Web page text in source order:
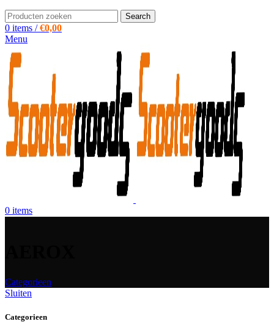
Search
0 items / €0,00
Menu
0 items
Categorieen
Sluiten
Categorieen